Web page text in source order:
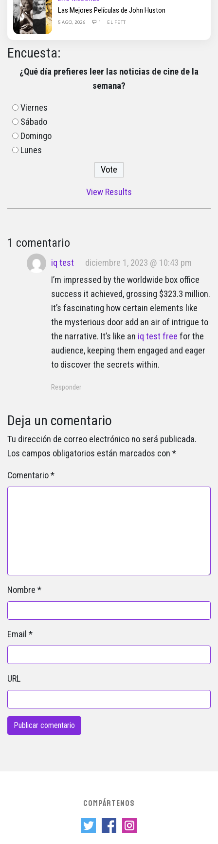
Las Mejores Películas de John Huston
5 AGO, 2026 1 EL FETT
Encuesta:
¿Qué día prefieres leer las noticias de cine de la
semana?
Viernes
Sábado
Domingo
Lunes
View Results
1 comentario
iq test
diciembre 1, 2023 @ 10:43 pm
I’m impressed by the worldwide box office
success it achieved, grossing $323.3 million.
It’s fascinating how certain elements like
the mysterious door add an air of intrigue to
the narrative. It’s like an iq test free for the
audience, keeping them engaged and eager
to discover the secrets within.
Responder
Deja un comentario
Tu dirección de correo electrónico no será publicada.
Los campos obligatorios están marcados con *
Comentario*
Nombre *
Email *
URL
COMPÁRTENOS